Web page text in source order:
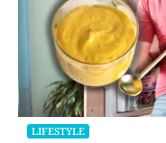
LIFESTYLE